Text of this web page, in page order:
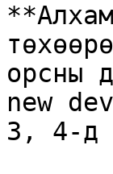
орсны
new
3, 4-д